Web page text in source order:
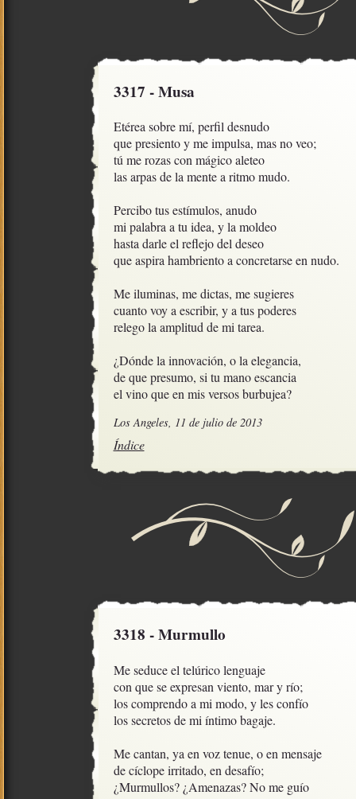
3317 - Musa
Etérea sobre mí, perfil desnudo
que presiento y me impulsa, mas no veo;
tú me rozas con mágico aleteo
las arpas de la mente a ritmo mudo.
Percibo tus estímulos, anudo
mi palabra a tu idea, y la moldeo
hasta darle el reflejo del deseo
que aspira hambriento a concretarse en nudo.
Me iluminas, me dictas, me sugieres
cuanto voy a escribir, y a tus poderes
relego la amplitud de mi tarea.
¿Dónde la innovación, o la elegancia,
de que presumo, si tu mano escancia
el vino que en mis versos burbujea?
Los Angeles, 11 de julio de 2013
Índice
3318 - Murmullo
Me seduce el telúrico lenguaje
con que se expresan viento, mar y río;
los comprendo a mi modo, y les confío
los secretos de mi íntimo bagaje.
Me cantan, ya en voz tenue, o en mensaje
de cíclope irritado, en desafío;
¿Murmullos? ¿Amenazas? No me guío